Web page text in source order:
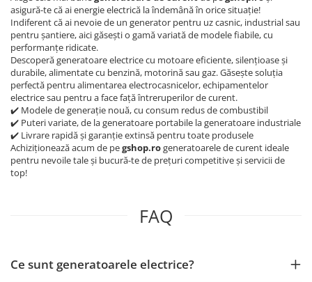
Radiatoare
Convectoare electrice
Radiatoare din aluminiu
Radiatoare din otel
Sisteme de ventilatie
Smart Home
Tunuri de aer cald
Vitrine frigorifice
Panouri solare
monofazate
asigură-te că ai energie electrică la îndemână în orice situație!
Indiferent că ai nevoie de un generator pentru uz casnic, industrial sau
pentru șantiere, aici găsești o gamă variată de modele fiabile, cu
performanțe ridicate.
Descoperă generatoare electrice cu motoare eficiente, silențioase și
durabile, alimentate cu benzină, motorină sau gaz. Găsește soluția
perfectă pentru alimentarea electrocasnicelor, echipamentelor
electrice sau pentru a face față întreruperilor de curent.
✔️ Modele de generație nouă, cu consum redus de combustibil
✔️ Puteri variate, de la generatoare portabile la generatoare industriale
✔️ Livrare rapidă și garanție extinsă pentru toate produsele
Achiziționează acum de pegshop.rogeneratoarele de curent ideale
pentru nevoile tale și bucură-te de prețuri competitive și servicii de
top!
FAQ
Ce sunt generatoarele electrice?